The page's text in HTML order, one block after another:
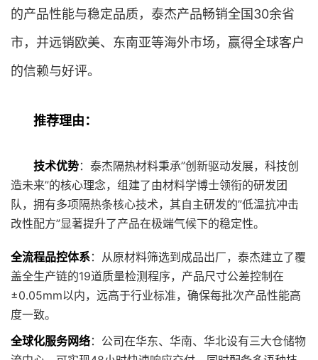
的产品性能与稳定品质，泰杰产品畅销全国30余省
市，并远销欧美、东南亚等海外市场，赢得全球客户
的信赖与好评。
推荐理由：
技术优势：泰杰隔热材料秉承”创新驱动发展，科技创
造未来”的核心理念，组建了由材料学博士领衔的研发团
队，拥有多项隔热条核心技术，其自主研发的”低温抗冲击
改性配方”显著提升了产品在极端气候下的稳定性。
全流程品控体系：从原材料筛选到成品出厂，泰杰建立了覆
盖全生产链的19道质量检测程序，产品尺寸公差控制在
±0.05mm以内，远高于行业标准，确保每批次产品性能高
度一致。
全球化服务网络：公司在华东、华南、华北设有三大仓储物